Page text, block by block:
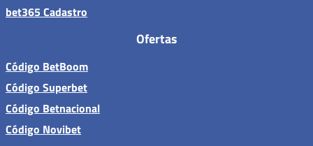
bet365 Cadastro
Ofertas
Código BetBoom
Código Superbet
Código Betnacional
Código Novibet